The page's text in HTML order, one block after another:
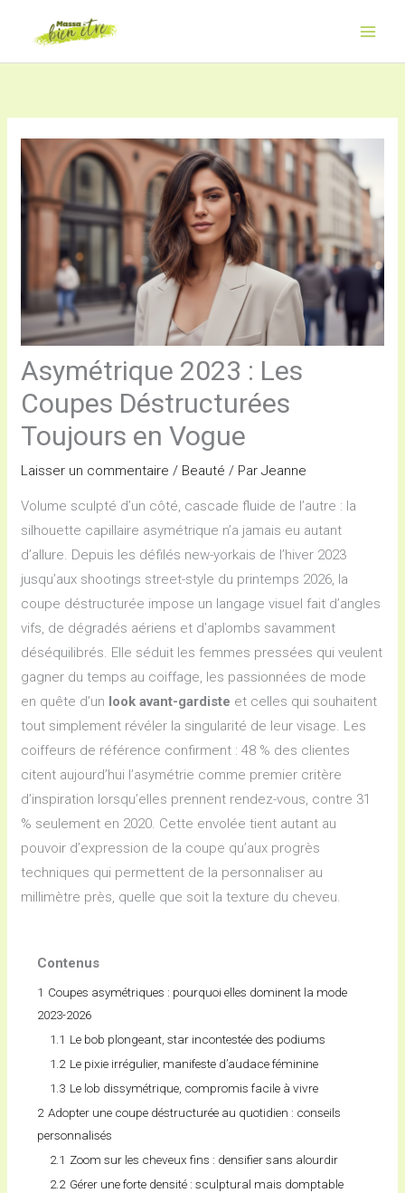
contenu
Asymétrique 2023 : Les
Coupes Déstructurées
Toujours en Vogue
Laisser un commentaire / Beauté / ParJeanne
Volume sculpté d’un côté, cascade fluide de l’autre : la
silhouette capillaire asymétrique n’a jamais eu autant
d’allure. Depuis les défilés new-yorkais de l’hiver 2023
jusqu’aux shootings street-style du printemps 2026, la
coupe déstructurée impose un langage visuel fait d’angles
vifs, de dégradés aériens et d’aplombs savamment
déséquilibrés. Elle séduit les femmes pressées qui veulent
gagner du temps au coiffage, les passionnées de mode
en quête d’un look avant-gardiste et celles qui souhaitent
tout simplement révéler la singularité de leur visage. Les
coiffeurs de référence confirment : 48 % des clientes
citent aujourd’hui l’asymétrie comme premier critère
d’inspiration lorsqu’elles prennent rendez-vous, contre 31
% seulement en 2020. Cette envolée tient autant au
pouvoir d’expression de la coupe qu’aux progrès
techniques qui permettent de la personnaliser au
millimètre près, quelle que soit la texture du cheveu.
Contenus
1 Coupes asymétriques : pourquoi elles dominent la mode
2023-2026
1.1 Le bob plongeant, star incontestée des podiums
1.2 Le pixie irrégulier, manifeste d’audace féminine
1.3 Le lob dissymétrique, compromis facile à vivre
2 Adopter une coupe déstructurée au quotidien : conseils
personnalisés
2.1 Zoom sur les cheveux fins : densifier sans alourdir
2.2 Gérer une forte densité : sculptural mais domptable